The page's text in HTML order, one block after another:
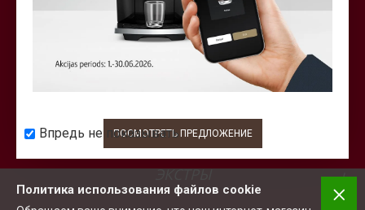
ПОСМОТРЕТЬ ПРЕДЛОЖЕНИЕ
Впредь не показывать
КОНТАКТНАЯ ИНФОРМАЦИЯ
ИНФОРМАЦИЯ
КЛИЕНТСКАЯ СЛУЖБА
ЭКСТРЫ
Политика использования файлов cookie